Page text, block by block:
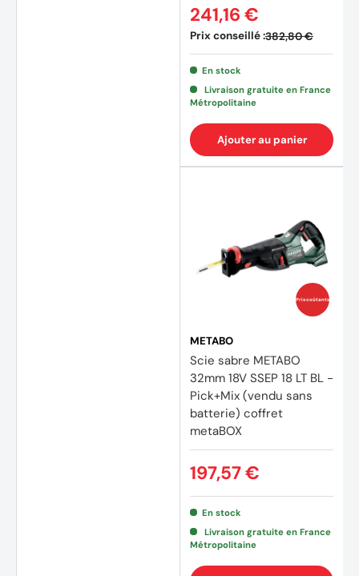
Prix conseillé :382,80 €
241,16 €
En stock
Livraison gratuite en France
Métropolitaine
Ajouter au panier
Prix coûtants
METABO
Scie sabre METABO
32mm 18V SSEP 18 LT BL -
Pick+Mix (vendu sans
batterie) coffret
metaBOX
197,57 €
En stock
Livraison gratuite en France
Métropolitaine